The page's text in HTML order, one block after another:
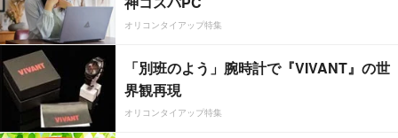
オリコンタイアップ特集
「別班のよう」腕時計で『VIVANT』の世
界観再現
オリコンタイアップ特集